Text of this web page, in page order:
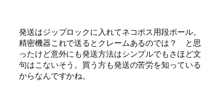
発送はジップロックに入れてネコポス用段ボール。
精密機器これで送るとクレームあるのでは？ と思
ったけど意外にも発送方法はシンプルでもさほど文
句はこないそう。買う方も発送の苦労を知っている
からなんですかね。